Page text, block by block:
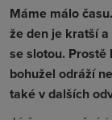
Máme málo
že den je kratší
se slotou. Prostě
bohužel odráží
také v dalších